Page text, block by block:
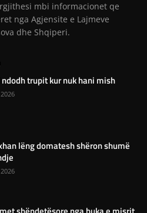
mbi informacionet qe
nga Agjensite e Lajmeve
dhe Shqiperi.
ndodh trupit kur nuk hani mish
lëng domatesh shëron shumë